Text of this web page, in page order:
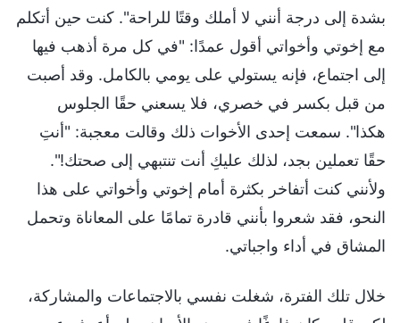
بشدة إلى درجة أنني لا أملك وقتًا للراحة". كنت حين أتكلم
مع إخوتي وأخواتي أقول عمدًا: "في كل مرة أذهب فيها
إلى اجتماع، فإنه يستولي على يومي بالكامل. وقد أصبت
من قبل بكسر في خصري، فلا يسعني حقًا الجلوس
هكذا". سمعت إحدى الأخوات ذلك وقالت معجبة: "أنتِ
حقًا تعملين بجد، لذلك عليكِ أنت تنتبهي إلى صحتك!".
ولأنني كنت أتفاخر بكثرة أمام إخوتي وأخواتي على هذا
النحو، فقد شعروا بأنني قادرة تمامًا على المعاناة وتحمل
المشاق في أداء واجباتي.
خلال تلك الفترة، شغلت نفسي بالاجتماعات والمشاركة،